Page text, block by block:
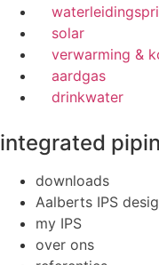
solar
verwarming &
aardgas
drinkwater
integrated
downloads
Aalberts IPS
my IPS
over ons